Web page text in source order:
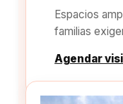
Espacios
familias
Agendar